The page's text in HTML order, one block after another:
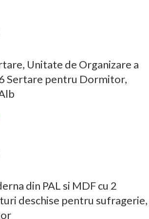
Unitate de Organizare a
Sertare pentru Dormitor,
din PAL si MDF cu 2
deschise pentru sufragerie,